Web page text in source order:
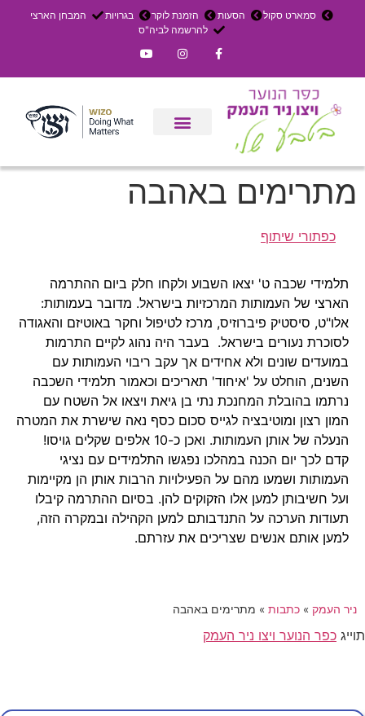
סמארט סקול הסעות הזמנת לוקר בגרויות
המבחן הארצי
להרשמה לביה"ס
מתרימים באהבה
כפתורי שיתוף
תלמידי שכבה ט' יצאו השבוע ולקחו חלק ביום ההתרמה
הארצי של העמותות המרכזיות בישראל. מדובר בעמותות:
אלו"ט, סיסטיק פיברוזיס, מרכז לטיפול וחקר באוטיזם והאגודה
לסוכרת נעורים בישראל. בעבר היה נהוג לקיים התרמות
במועדים שונים ולא אחידים אך עקב ריבוי העמותות עם
השנים, הוחלט על 'איחוד' תאריכים וכאמור תלמידי השכבה
נרתמו בהובלת המחנכת נתי בן גיאת ויצאו אל השטח עם
המון רצון ומוטיבציה לגייס סכום כסף נאה שישרת את המטרה
הנעלה של אותן העמותות. ואכן כ-10 אלפים שקלים גויסו!
קדם לכך יום הכנה במהלכו נפגשו התלמידים עם נציגי
העמותות ושמעו מהם על הפעילויות הרבות אותן הן מקיימות
ועל חשיבותן למען אלו הזקוקים להן. בסיום ההתרמה קיבלו
תעודות הערכה על התנדבותם למען הקהילה ובמקרה הזה,
למען אותם אנשים שצריכים את עזרתם.
ניר העמק » כתבות » מתרימים באהבה
תוייג כפר הנוער ויצו ניר העמק